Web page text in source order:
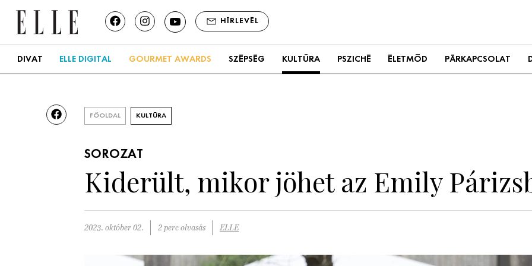
HÍRLEVÉL
DIVAT ELLE DIGITAL GOURMET AWARDS SZÉPSÉG KULTÚRA PSZICHÉ ÉLETMÓD PÁRKAPCSOLAT
FŐOLDAL KULTÚRA
SOROZAT
Kiderült, mikor jöhet az Emily
2023. október 02. 2 perc olvasás ELLE